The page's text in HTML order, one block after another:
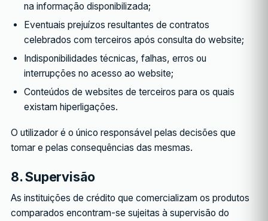
na informação disponibilizada;
Eventuais prejuízos resultantes de contratos
celebrados com terceiros após consulta do website;
Indisponibilidades técnicas, falhas, erros ou
interrupções no acesso ao website;
Conteúdos de websites de terceiros para os quais
existam hiperligações.
O utilizador é o único responsável pelas decisões que
tomar e pelas consequências das mesmas.
8. Supervisão
As instituições de crédito que comercializam os produtos
comparados encontram-se sujeitas à supervisão do